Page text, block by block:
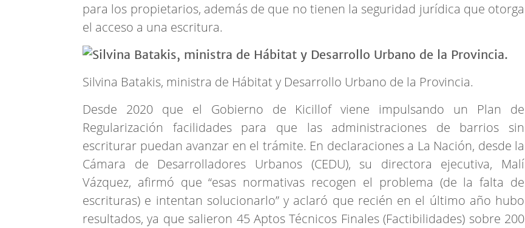
para los propietarios, además de que no tienen la seguridad jurídica que otorga
el acceso a una escritura.
Silvina Batakis, ministra de Hábitat y Desarrollo Urbano de la Provincia.
Desde 2020 que el Gobierno de Kicillof viene impulsando un Plan de
Regularización facilidades para que las administraciones de barrios sin
escriturar puedan avanzar en el trámite. En declaraciones a La Nación, desde la
Cámara de Desarrolladores Urbanos (CEDU), su directora ejecutiva, Malí
Vázquez, afirmó que “esas normativas recogen el problema (de la falta de
escrituras) e intentan solucionarlo” y aclaró que recién en el último año hubo
resultados, ya que salieron 45 Aptos Técnicos Finales (Factibilidades) sobre 200